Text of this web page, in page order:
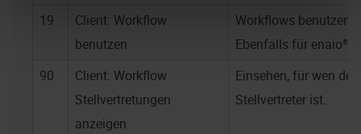
19
Client: Workflow
benutzen
Workflows benutzen
Ebenfalls für enaio®
90
Client: Workflow
Stellvertretungen
anzeigen
Einsehen, für wen der
Stellvertreter ist.